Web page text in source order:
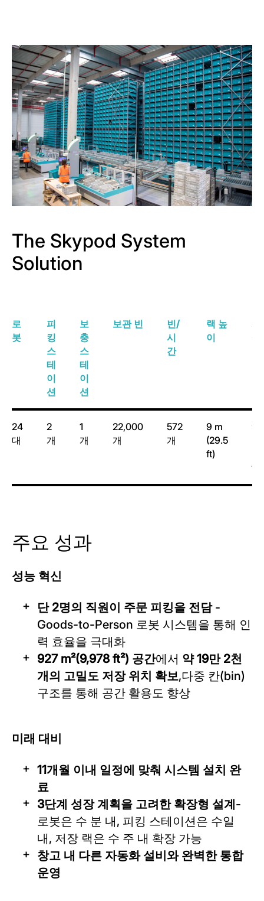
The Skypod System
Solution
로
봇
피
킹
스
테
이
션
보
충
스
테
이
션
보관 빈
빈/
시
간
랙 높
이
시
설
24
대
2
개
1
개
22,000
개
572
개
9 m
(29.5
ft)
ft
주요 성과
성능 혁신
단 2명의 직원이 주문 피킹을 전담-
Goods-to-Person 로봇 시스템을 통해 인
력 효율을 극대화
927 m²(9,978 ft²) 공간에서 약 19만 2천
개의 고밀도 저장 위치 확보,다중 칸(bin)
구조를 통해 공간 활용도 향상
미래 대비
11개월 이내 일정에 맞춰 시스템 설치 완
료
3단계 성장 계획을 고려한 확장형 설계-
로봇은 수 분 내, 피킹 스테이션은 수일
내, 저장 랙은 수 주 내 확장 가능
창고 내 다른 자동화 설비와 완벽한 통합
운영